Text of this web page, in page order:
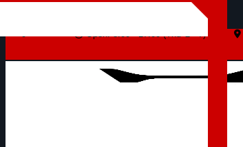
Open: 8:00 - 17:00 (Thứ 2 - 7)